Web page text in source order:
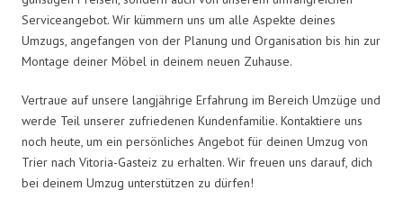
Serviceangebot. Wir kümmern uns um alle Aspekte deines
Umzugs, angefangen von der Planung und Organisation bis hin zur
Montage deiner Möbel in deinem neuen Zuhause.
Vertraue auf unsere langjährige Erfahrung im Bereich Umzüge und
werde Teil unserer zufriedenen Kundenfamilie. Kontaktiere uns
noch heute, um ein persönliches Angebot für deinen Umzug von
Trier nach Vitoria-Gasteiz zu erhalten. Wir freuen uns darauf, dich
bei deinem Umzug unterstützen zu dürfen!